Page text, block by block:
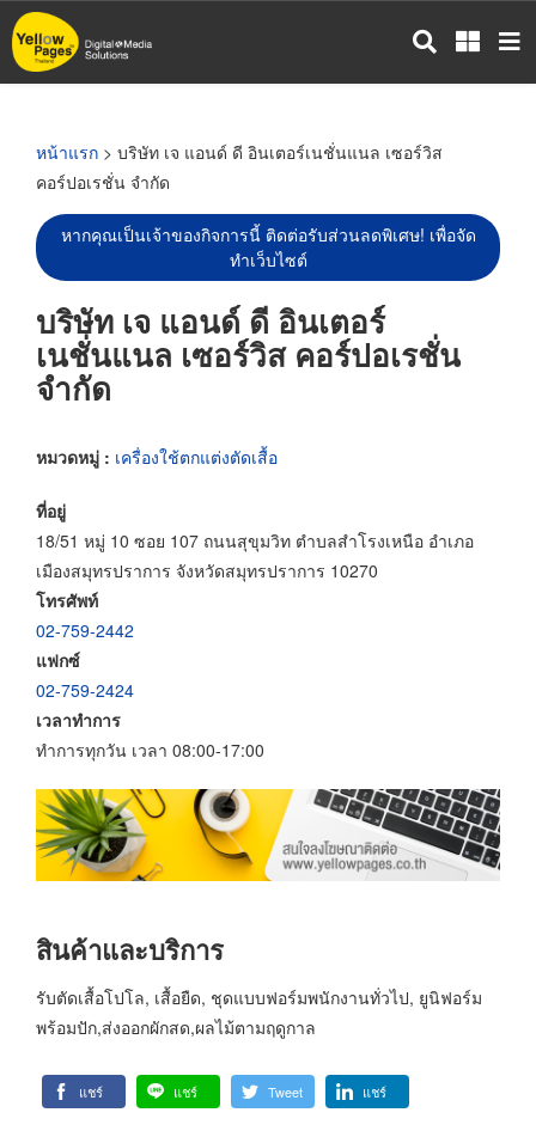
ข้าม
ไป
หน้าแรก > บริษัท เจ แอนด์ ดี อินเตอร์เนชั่นแนล เซอร์วิส
คอร์ปอเรชั่น จำกัด
หากคุณเป็นเจ้าของกิจการนี้ ติดต่อรับส่วนลดพิเศษ! เพื่อจัด
ทำเว็บไซต์
บริษัท เจ แอนด์ ดี อินเตอร์
เนชั่นแนล เซอร์วิส คอร์ปอเรชั่น
จำกัด
หมวดหมู่ : เครื่องใช้ตกแต่งตัดเสื้อ
ที่อยู่
18/51 หมู่ 10 ซอย 107 ถนนสุขุมวิท ตำบลสำโรงเหนือ อำเภอ
เมืองสมุทรปราการ จังหวัดสมุทรปราการ 10270
โทรศัพท์
02-759-2442
แฟกซ์
02-759-2424
เวลาทำการ
ทำการทุกวัน เวลา 08:00-17:00
สินค้าและบริการ
รับตัดเสื้อโปโล, เสื้อยืด, ชุดแบบฟอร์มพนักงานทั่วไป, ยูนิฟอร์ม
พร้อมปัก,ส่งออกผักสด,ผลไม้ตามฤดูกาล
แชร์ แชร์ Tweet แชร์